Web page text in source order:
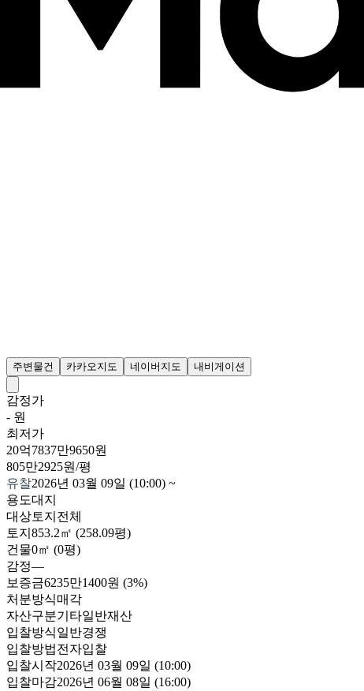
주변물건 카카오지도 네이버지도 내비게이션
감정가
- 원
최저가
20억7837만9650원
805만2925원/평
유찰2026년 03월 09일 (10:00) ~
용도대지
대상토지전체
토지 853.2㎡ (258.09평)
건물0㎡ (0평)
감정—
보증금6235만1400원 (3%)
처분방식매각
자산구분기타일반재산
입찰방식일반경쟁
입찰방법전자입찰
입찰시작2026년 03월 09일 (10:00)
입찰마감2026년 06월 08일 (16:00)